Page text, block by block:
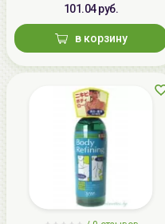
101.04 руб.
в корзину